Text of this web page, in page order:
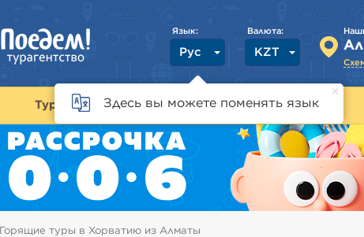
Валюта:
KZT
Язык:
Рус
Здесь вы можете поменять язык
Туры Страны Горящие туры
Горящие туры в Хорватию из Алматы